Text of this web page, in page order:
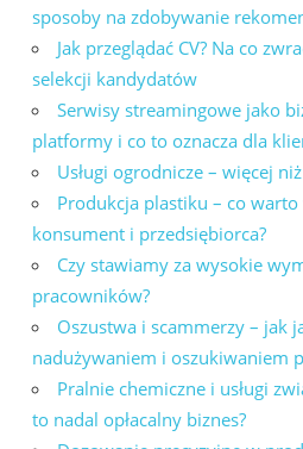
sposoby na zdobywanie
Jak przeglądać CV? Na co
selekcji kandydatów
Serwisy streamingowe jako
platformy i co to oznacza dla
Usługi ogrodnicze – więcej
Produkcja plastiku – co
konsument i przedsiębiorca?
Czy stawiamy za wysokie
pracowników?
Oszustwa i scammerzy – jak
nadużywaniem i oszukiwaniem
Pralnie chemiczne i usługi
to nadal opłacalny biznes?